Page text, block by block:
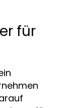
für